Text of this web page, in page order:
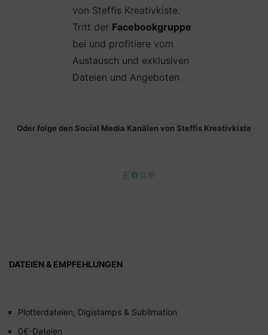
von Steffis Kreativkiste.
Tritt der Facebookgruppe
bei und profitiere vom
Austausch und exklusiven
Dateien und Angeboten
Oder folge den Social Media Kanälen von Steffis Kreativkiste
EtsyFacebook
Instagram
DATEIEN & EMPFEHLUNGEN
Plotterdateien, Digistamps & Sublimation
0€-Dateien